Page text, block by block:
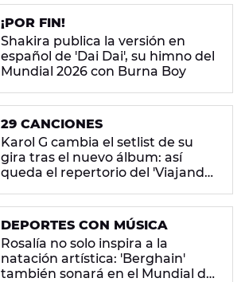
¡POR FIN!
Shakira publica la versión en
español de 'Dai Dai', su himno del
Mundial 2026 con Burna Boy
29 CANCIONES
Karol G cambia el setlist de su
gira tras el nuevo álbum: así
queda el repertorio del 'Viajando
DEPORTES CON MÚSICA
Rosalía no solo inspira a la
natación artística: 'Berghain'
también sonará en el Mundial de